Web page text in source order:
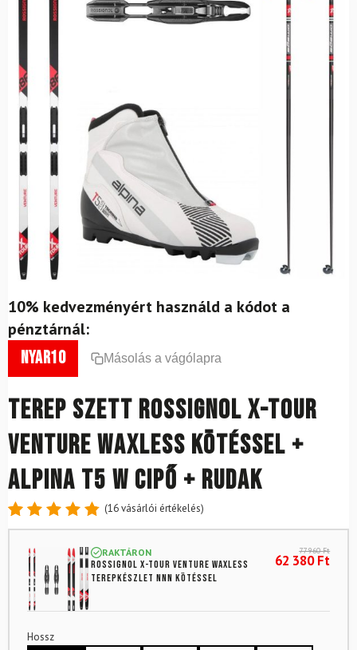
10% kedvezményért használd a kódot a
pénztárnál:
nyar10 Másolás a vágólapra
Terep szett ROSSIGNOL X-Tour
Venture Waxless kötéssel +
Alpina T5 W cipő + rudak
Értékelés
5-ből,
16
értékelés
alapján
(16vásárlói értékelés)
RAKTÁRON
ROSSIGNOL X-Tour Venture Waxless
terepkészlet NNN kötéssel
77 960Ft
62 380Ft
Hossz